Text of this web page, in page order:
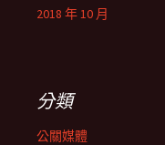
2018 年 10 月
分類
公關媒體